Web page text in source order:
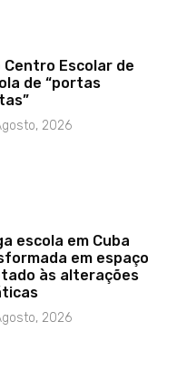
Centro Escolar de
de “portas
2026
escola em Cuba
em espaço
às alterações
2026